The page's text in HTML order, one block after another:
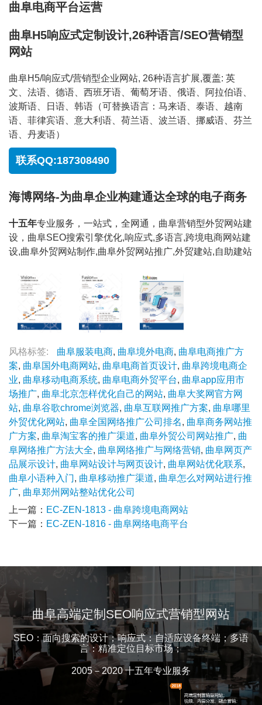
曲阜电商平台运营
曲阜H5响应式定制设计,26种语言/SEO营销型
网站
曲阜H5/响应式/营销型企业网站, 26种语言扩展,覆盖: 英
文、法语、德语、西班牙语、葡萄牙语、俄语、阿拉伯语、
波斯语、日语、韩语（可替换语言：马来语、泰语、越南
语、菲律宾语、意大利语、荷兰语、波兰语、挪威语、芬兰
语、丹麦语）
联系QQ:187308490
海博网络-为曲阜企业构建通达全球的电子商务
十五年专业服务，一站式，全网通，曲阜营销型外贸网站建
设，曲阜SEO搜索引擎优化,响应式,多语言,跨境电商网站建
设,曲阜外贸网站制作,曲阜外贸网站推广,外贸建站,自助建站
风格标签: 曲阜服装电商, 曲阜境外电商, 曲阜电商推广方
案, 曲阜国外电商网站, 曲阜电商首页设计, 曲阜跨境电商企
业, 曲阜移动电商系统, 曲阜电商外贸平台, 曲阜app应用市
场推广, 曲阜北京怎样优化自己的网站, 曲阜大奖网官方网
站, 曲阜谷歌chrome浏览器, 曲阜互联网推广方案, 曲阜哪里
外贸优化网站, 曲阜全国网络推广公司排名, 曲阜商务网站推
广方案, 曲阜淘宝客的推广渠道, 曲阜外贸公司网站推广, 曲
阜网络推广方法大全, 曲阜网络推广与网络营销, 曲阜网页产
品展示设计, 曲阜网站设计与网页设计, 曲阜网站优化联系,
曲阜小语种入门, 曲阜移动推广渠道, 曲阜怎么对网站进行推
广, 曲阜郑州网站整站优化公司
上一篇： EC-ZEN-1813 - 曲阜跨境电商网站
下一篇： EC-ZEN-1816 - 曲阜网络电商平台
曲阜高端定制SEO响应式营销型网站
SEO：面向搜索的设计；响应式：自适应设备终端；多语
言：精准定位目标市场；
2005－2020 十五年专业服务